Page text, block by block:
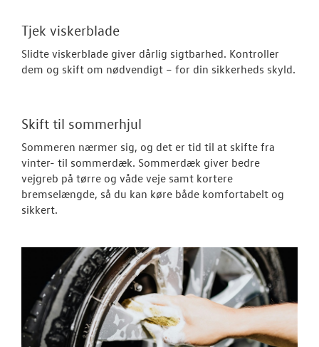
Tjek viskerblade
Slidte viskerblade giver dårlig sigtbarhed. Kontroller
dem og skift om nødvendigt – for din sikkerheds skyld.
Skift til sommerhjul
Sommeren nærmer sig, og det er tid til at skifte fra
vinter- til sommerdæk. Sommerdæk giver bedre
vejgreb på tørre og våde veje samt kortere
bremselængde, så du kan køre både komfortabelt og
sikkert.